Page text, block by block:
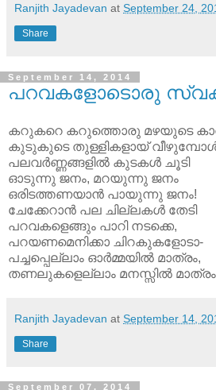
Ranjith Jayadevan at September 24,
Share
September 14, 2014
പറവകളോടൊരു
കറുകറെ കറുത്തൊരു മഴയുടെ
കുടുകുടെ തുള്ളികളായ്
പലവര്‍ണ്ണങ്ങളില്‍ കുടകള്‍ ചൂടി
ഓടുന്നു ജനം, മറയുന്നു ജനം
ഒരിടത്തണയാന്‍ പായുന്നു ജനം!
ചേക്കേറാന്‍ പല ചില്ലകള്‍ തേടി
പറവകളെങ്ങും പാറി നടക്കെ,
പറയണമെനിക്കാ ചിറകുകളോടാ-
പച്ചപ്പെല്ലാം ഓര്‍മ്മയില്‍ മാത്രം,
തണലുകളെല്ലാം മനസ്സില്‍
Ranjith Jayadevan at September 14,
Share
September 07, 2014